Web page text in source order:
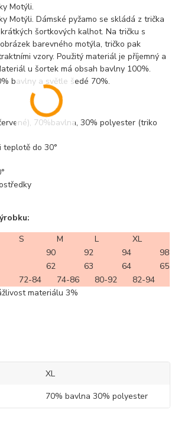
Motýli.
Motýli. Dámské pyžamo se skládá z trička
šortkových kalhot. Na tričku s
barevného motýla, tričko pak
vzory. Použitý materiál je příjemný a
u šortek má obsah bavlny 100%.
bavlny a světle šedé 70%.
70%bavlna, 30% polyester (triko
do 30°
S M L
XL
90 92 94
98
62 63 64
65
72-84 74-86 80-92
82-94
materiálu 3%
XL
70% bavlna 30% polyester